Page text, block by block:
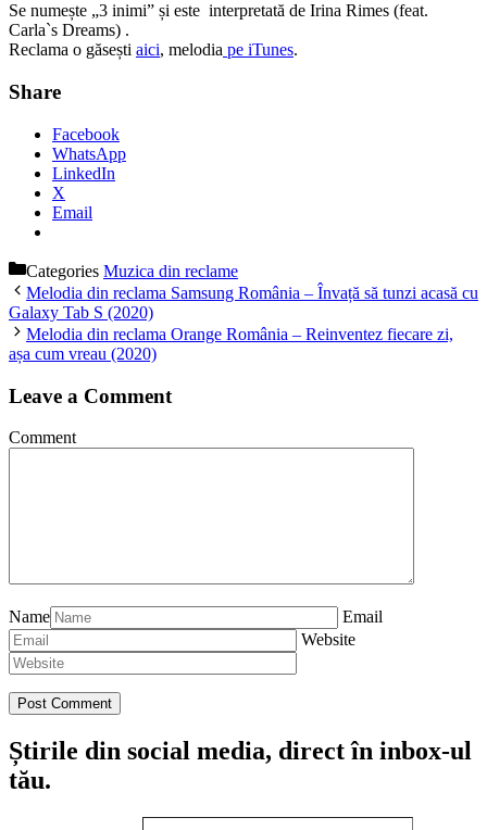
Se numește „3 inimi” și este interpretată de Irina Rimes (feat.
Carla`s Dreams) .
Reclama o găsești aici, melodia pe iTunes.
Share
Facebook
WhatsApp
LinkedIn
X
Email
Categories Muzica din reclame
Melodia din reclama Samsung România – Învață să tunzi acasă cu
Galaxy Tab S (2020)
Melodia din reclama Orange România – Reinventez fiecare zi,
așa cum vreau (2020)
Leave a Comment
Comment
Name
Email
Website
Știrile din social media, direct în inbox-ul
tău.